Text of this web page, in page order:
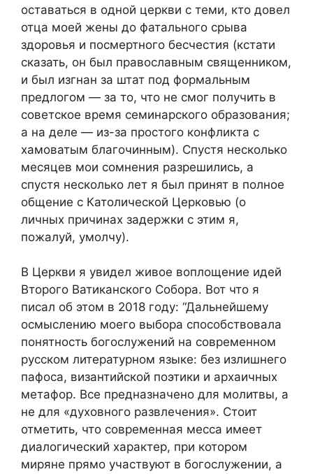
оставаться в одной церкви с теми, кто довел
отца моей жены до фатального срыва
здоровья и посмертного бесчестия (кстати
сказать, он был православным священником,
и был изгнан за штат под формальным
предлогом — за то, что не смог получить в
советское время семинарского образования;
а на деле — из-за простого конфликта с
хамоватым благочинным). Спустя несколько
месяцев мои сомнения разрешились, а
спустя несколько лет я был принят в полное
общение с Католической Церковью (о
личных причинах задержки с этим я,
пожалуй, умолчу).
В Церкви я увидел живое воплощение идей
Второго Ватиканского Собора. Вот что я
писал об этом в 2018 году: “Дальнейшему
осмыслению моего выбора способствовала
понятность богослужений на современном
русском литературном языке: без излишнего
пафоса, византийской поэтики и архаичных
метафор. Все предназначено для молитвы, а
не для «духовного развлечения». Стоит
отметить, что современная месса имеет
диалогический характер, при котором
миряне прямо участвуют в богослужении, а